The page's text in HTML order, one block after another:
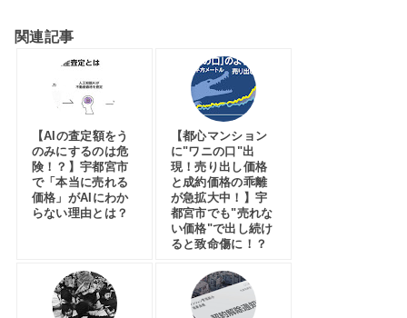
関連記事
【AIの査定額をう
のみにするのは危
険！？】宇都宮市
で「本当に売れる
価格」がAIにわか
らない理由とは？
【都心マンション
に"ワニの口"出
現！売り出し価格
と成約価格の乖離
が急拡大中！】宇
都宮市でも"売れな
い価格"で出し続け
ると致命傷に！？